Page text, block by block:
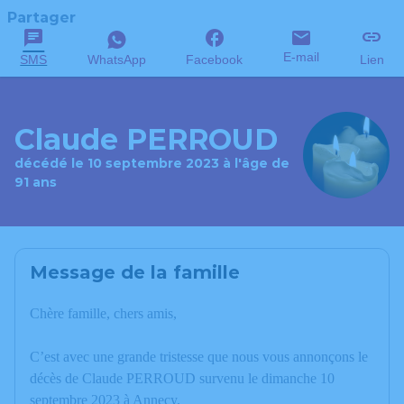
Partager
SMS WhatsApp Facebook E-mail Lien
Claude PERROUD
décédé le 10 septembre 2023 à l'âge de
91 ans
Message de la famille
Chère famille, chers amis,
C’est avec une grande tristesse que nous vous annonçons le
décès de Claude PERROUD survenu le dimanche 10
septembre 2023 à Annecy.